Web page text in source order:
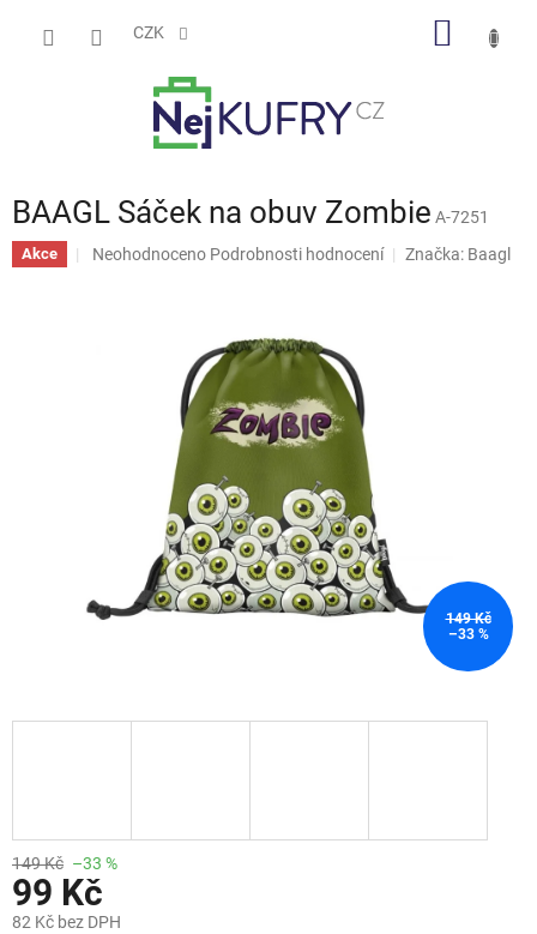
CZK
BAAGL Sáček na obuv Zombie A-7251
Akce
Průměrné
Neohodnoceno Podrobnosti hodnocení Značka: Baagl
149 Kč
–33 %
149 Kč –33 %
99 Kč
82 Kč bez DPH